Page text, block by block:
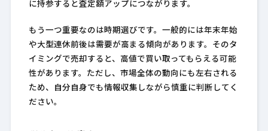
に持参すると査定額アップにつながります。
もう一つ重要なのは時期選びです。一般的には年末年始
や大型連休前後は需要が高まる傾向があります。そのタ
イミングで売却すると、高値で買い取ってもらえる可能
性があります。ただし、市場全体の動向にも左右される
ため、自分自身でも情報収集しながら慎重に判断してく
ださい。